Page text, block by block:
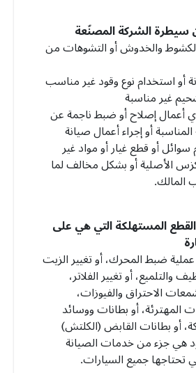
سيطرة الشركة المصنّعة
والخدوش أو التشوهات من
أو استخدام نوع وقود غير مناسب
غير مناسبة
أعمال إصلاح أو ضبط ناجمة عن
أو إجراء أعمال صيانة
أو قطع غيار أو مواد غير
الأصلية أو بشكل مخالف لما
المستهلكة التي هي على
ضبط المحرك، أو تغيير الزيت
والتلميع، أو تغيير الفلاتر،
الاحتراق والفيوزات،
أو بطانات ووسائد
أو بطانات القابض (الكلتش)
هي جزء من خدمات الصيانة
تحتاجها جميع السيارات.